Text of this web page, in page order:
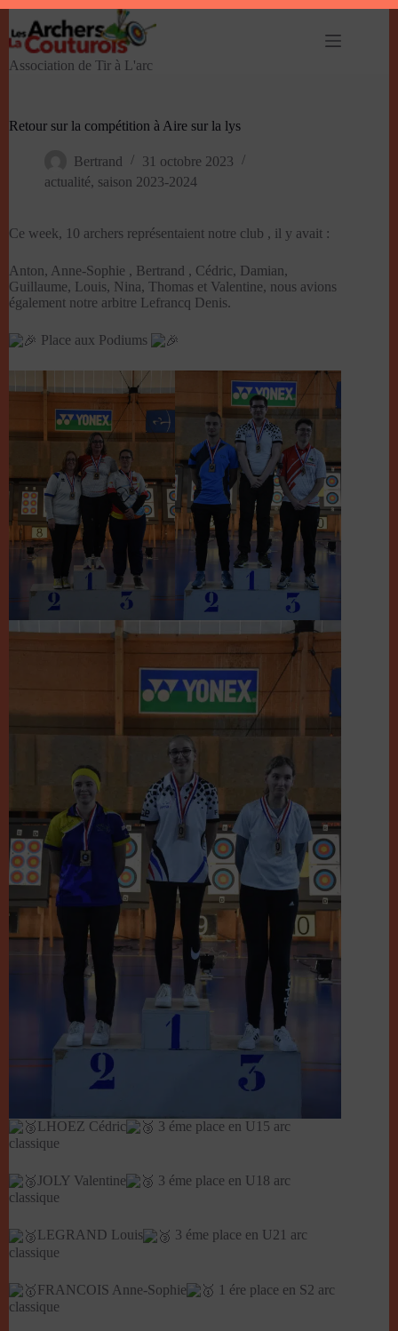
au
contenu
Association de Tir à L'arc
Retour sur la compétition à Aire sur la lys
Bertrand
31 octobre 2023
actualité, saison 2023-2024
Ce week, 10 archers représentaient notre club , il y avait :
Anton, Anne-Sophie , Bertrand , Cédric, Damian,
Guillaume, Louis, Nina, Thomas et Valentine, nous avions
également notre arbitre Lefrancq Denis.
Place aux Podiums
LHOEZ Cédric
3 éme place en U15 arc
classique
JOLY Valentine
3 éme place en U18 arc
classique
LEGRAND Louis
3 éme place en U21 arc
classique
FRANCOIS Anne-Sophie
1 ére place en S2 arc
classique